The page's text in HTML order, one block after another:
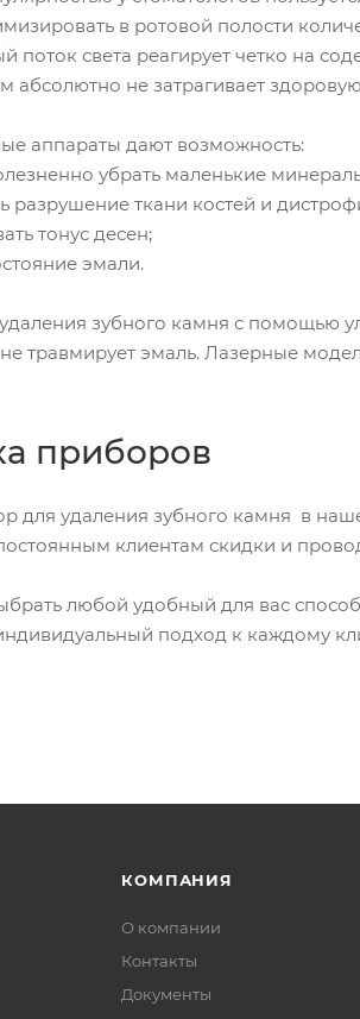
в ротовой полости
поток света реагирует четко на
абсолютно не затрагивает
аппараты дают возможность:
убрать маленькие
разрушение ткани костей и
тонус десен;
эмали.
зубного камня с помощью
травмирует эмаль. Лазерные
приборов
для удаления зубного камня в
клиентам скидки и
любой удобный для вас способ
подход к каждому
КОМПАНИЯ
О компании
Контакты
Документы